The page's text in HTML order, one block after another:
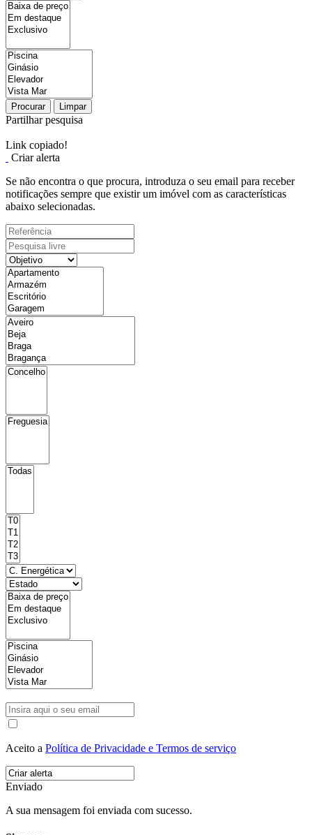
Procurar Limpar
Partilhar pesquisa
Link copiado!
Criar alerta
Se não encontra o que procura, introduza o seu email para receber
notificações sempre que existir um imóvel com as características
abaixo selecionadas.
Aceito a Política de Privacidade e Termos de serviço
Enviado
A sua mensagem foi enviada com sucesso.